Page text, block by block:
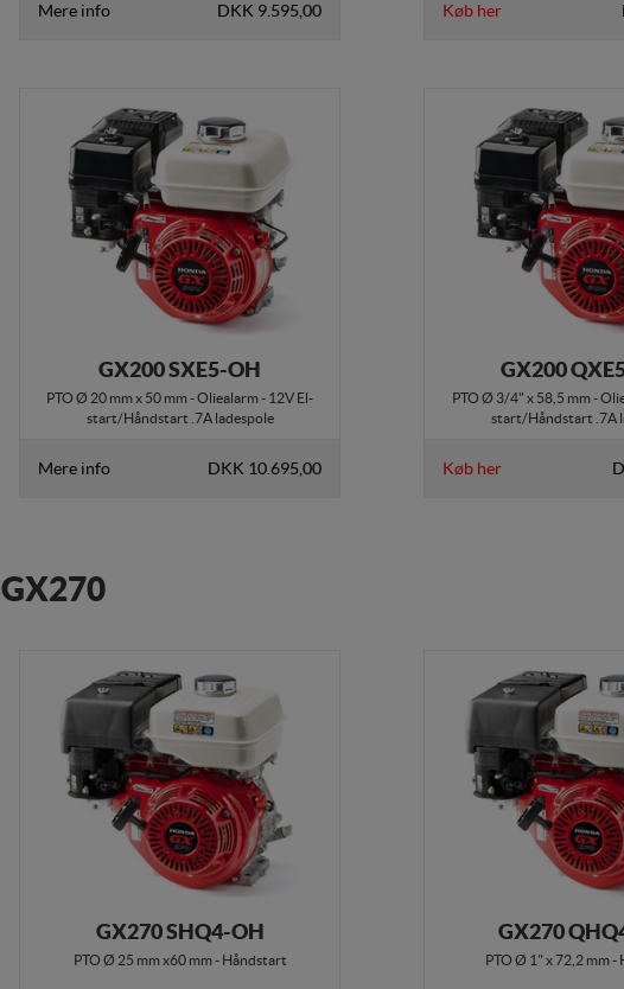
Mere info DKK 9.595,00 Køb her
GX200 SXE5-OH
PTO Ø 20 mm x 50 mm - Oliealarm - 12V El-
start/Håndstart .7A ladespole
Mere info DKK 10.695,00
GX200
PTO Ø 3/4" x 58,5 mm -
start/Håndstart .7A
Køb her
GX270
GX270 SHQ4-OH
PTO Ø 25 mm x60 mm - Håndstart
GX270
PTO Ø 1" x 72,2 mm -